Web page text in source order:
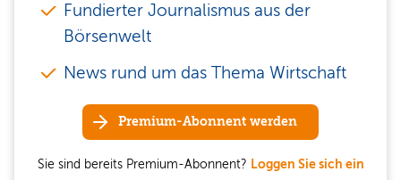
Fundierter Journalismus aus der
Börsenwelt
News rund um das Thema Wirtschaft
Premium-Abonnent werden
Sie sind bereits Premium-Abonnent? Loggen Sie sich ein